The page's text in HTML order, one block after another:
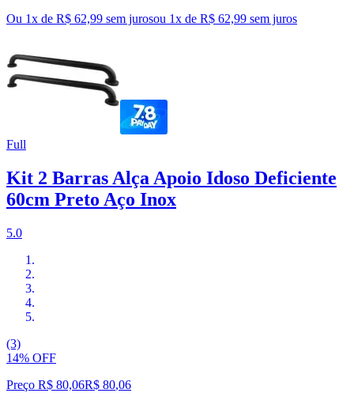
Ou 1x de R$ 62,99 sem jurosou 1x de R$ 62,99 sem juros
Full
Kit 2 Barras Alça Apoio Idoso Deficiente
60cm Preto Aço Inox
5.0
(3)
14% OFF
Preço R$ 80,06R$ 80,06